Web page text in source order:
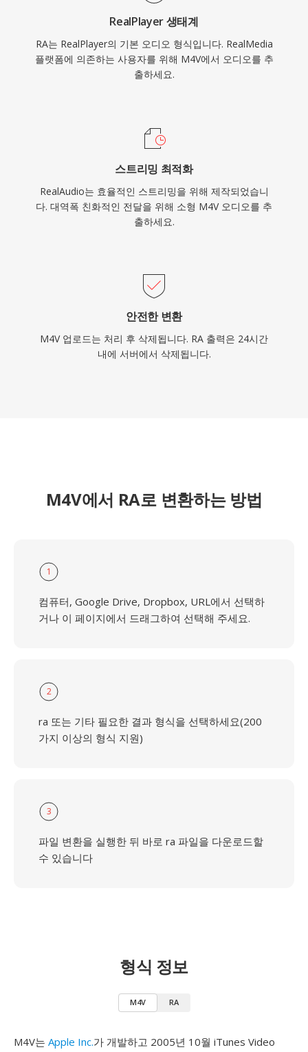
RealPlayer 생태계
RA는 RealPlayer의 기본 오디오 형식입니다. RealMedia
플랫폼에 의존하는 사용자를 위해 M4V에서 오디오를 추
출하세요.
스트리밍 최적화
RealAudio는 효율적인 스트리밍을 위해 제작되었습니
다. 대역폭 친화적인 전달을 위해 소형 M4V 오디오를 추
출하세요.
안전한 변환
M4V 업로드는 처리 후 삭제됩니다. RA 출력은 24시간
내에 서버에서 삭제됩니다.
M4V에서 RA로 변환하는 방법
1
컴퓨터, Google Drive, Dropbox, URL에서 선택하
거나 이 페이지에서 드래그하여 선택해 주세요.
2
ra 또는 기타 필요한 결과 형식을 선택하세요(200
가지 이상의 형식 지원)
3
파일 변환을 실행한 뒤 바로 ra 파일을 다운로드할
수 있습니다
형식 정보
M4V RA
M4V는 Apple Inc.가 개발하고 2005년 10월 iTunes Video